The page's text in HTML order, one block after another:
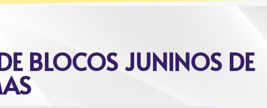
BLOCOS JUNINOS DE